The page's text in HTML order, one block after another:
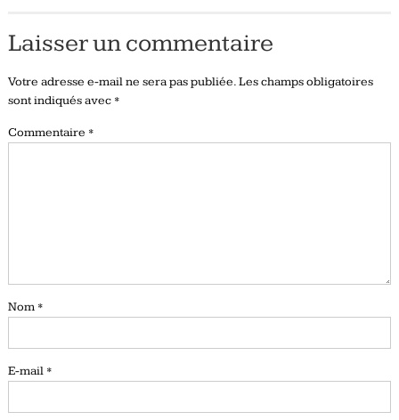
Laisser un commentaire
Votre adresse e-mail ne sera pas publiée.Les champs obligatoires
sont indiqués avec *
Commentaire *
Nom *
E-mail *